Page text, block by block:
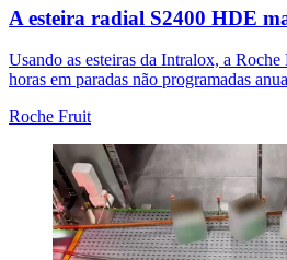
A esteira radial S2400 HDE
Usando as esteiras da Intralox, a
horas em paradas não programadas
Roche Fruit